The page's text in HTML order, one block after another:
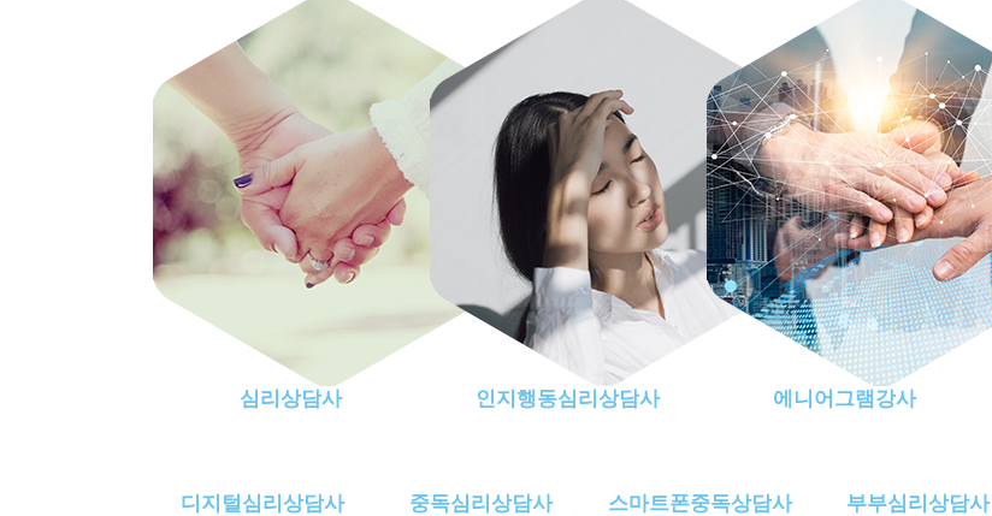
심리상담사 인지행동심리상담사 에니어그램강사
디지털심리상담사 중독심리상담사 스마트폰중독상담사 부부심리상담사